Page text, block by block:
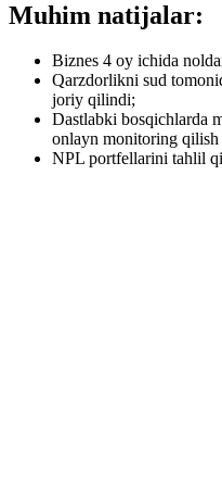
Muhim natijalar:
Biznes 4 oy ichida
Qarzdorlikni sud
joriy qilindi;
Dastlabki bosqichlarda
onlayn monitoring
NPL portfellarini tahlil